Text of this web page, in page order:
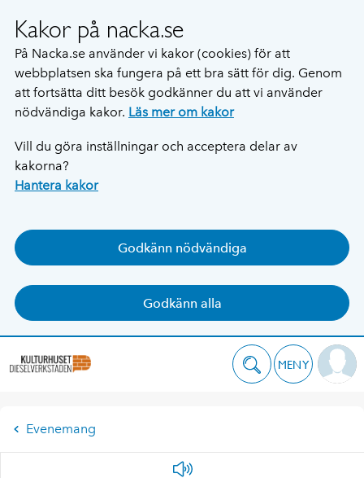
Kakor på nacka.se
På Nacka.se använder vi kakor (cookies) för att
webbplatsen ska fungera på ett bra sätt för dig. Genom
att fortsätta ditt besök godkänner du att vi använder
nödvändiga kakor. Läs mer om kakor
Vill du göra inställningar och acceptera delar av
kakorna?
Hantera kakor
Godkänn nödvändiga
Godkänn alla
MENY
Evenemang